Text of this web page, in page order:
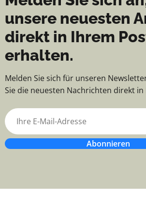
unsere neuesten
direkt in Ihrem
erhalten.
Melden Sie sich für unseren
Sie die neuesten Nachrichten direkt
Abonnieren